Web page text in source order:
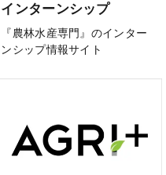
インターンシップ
『農林水産専門』のインター
ンシップ情報サイト